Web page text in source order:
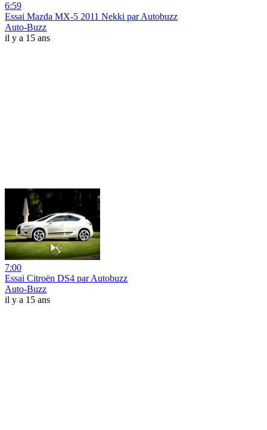
6:59
Essai Mazda MX-5 2011 Nekki par Autobuzz
Auto-Buzz
il y a 15 ans
7:00
Essai Citroën DS4 par Autobuzz
Auto-Buzz
il y a 15 ans